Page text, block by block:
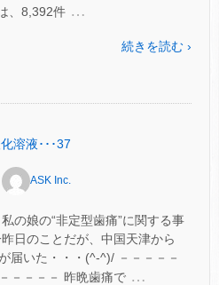
、8,392件 …
続きを読む ›
溶液･･･37
ASK Inc.
の娘の“非定型歯痛”に関する事
日のことだが、中国天津から
届いた・・・(^-^)/ －－－－－
－－－－ 昨晩歯痛で …